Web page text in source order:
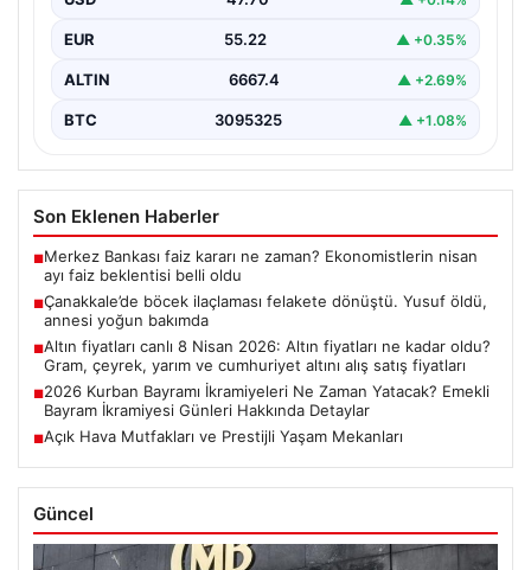
EUR 55.22 ▲ +0.35%
ALTIN 6667.4 ▲ +2.69%
BTC 3095325 ▲ +1.08%
Son Eklenen Haberler
■Merkez Bankası faiz kararı ne zaman? Ekonomistlerin nisan
ayı faiz beklentisi belli oldu
■Çanakkale’de böcek ilaçlaması felakete dönüştü. Yusuf öldü,
annesi yoğun bakımda
■Altın fiyatları canlı 8 Nisan 2026: Altın fiyatları ne kadar oldu?
Gram, çeyrek, yarım ve cumhuriyet altını alış satış fiyatları
■2026 Kurban Bayramı İkramiyeleri Ne Zaman Yatacak? Emekli
Bayram İkramiyesi Günleri Hakkında Detaylar
■Açık Hava Mutfakları ve Prestijli Yaşam Mekanları
Güncel